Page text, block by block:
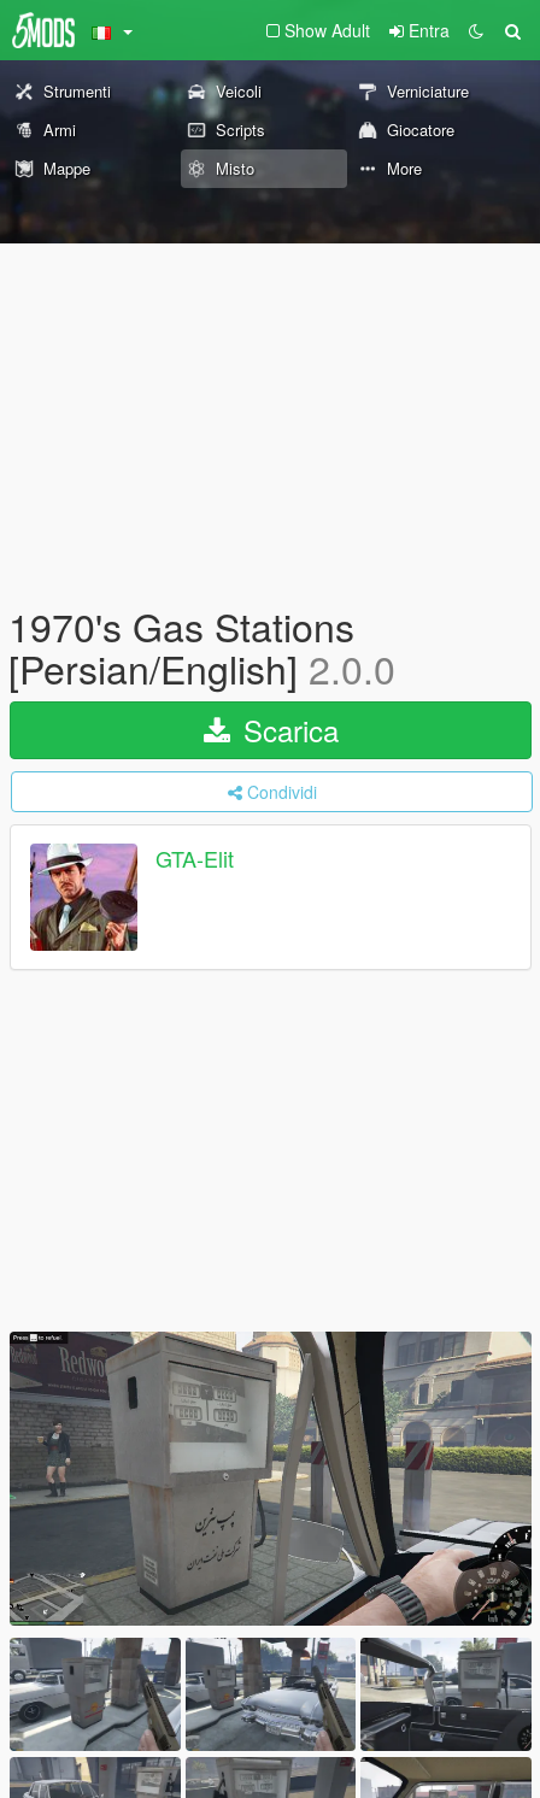
Show Adult Entra
Strumenti Veicoli
Verniciature
Armi
Scripts
Giocatore
Mappe
Misto More
1970's Gas Stations
[Persian/English] 2.0.0
Scarica
Condividi
GTA-Elit